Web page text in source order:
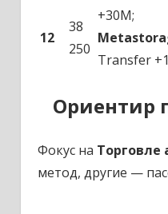
12
38
250
+30M;
Transfer
Ориентир
Фокус на Торговле
метод, другие —